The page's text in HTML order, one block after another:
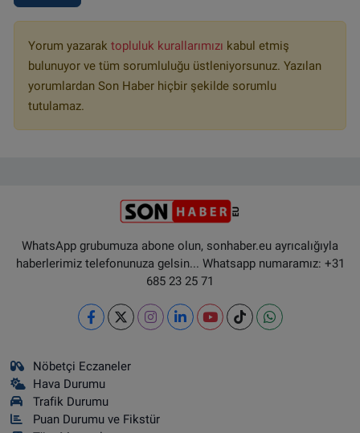
Yorum yazarak topluluk kurallarımızı kabul etmiş
bulunuyor ve tüm sorumluluğu üstleniyorsunuz. Yazılan
yorumlardan Son Haber hiçbir şekilde sorumlu
tutulamaz.
WhatsApp grubumuza abone olun, sonhaber.eu ayrıcalığıyla
haberlerimiz telefonunuza gelsin... Whatsapp numaramız: +31
685 23 25 71
Nöbetçi Eczaneler
Hava Durumu
Trafik Durumu
Puan Durumu ve Fikstür